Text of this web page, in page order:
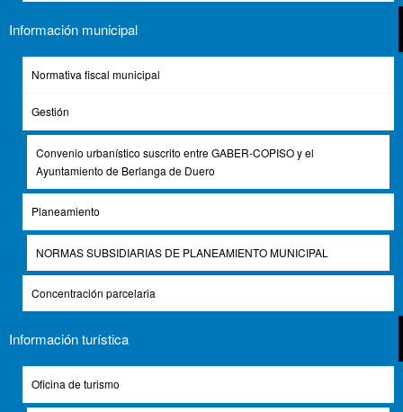
Información municipal
Normativa fiscal municipal
Gestión
Convenio urbanístico suscrito entre GABER-COPISO y el
Ayuntamiento de Berlanga de Duero
Planeamiento
NORMAS SUBSIDIARIAS DE PLANEAMIENTO MUNICIPAL
Concentración parcelaria
Información turística
Oficina de turismo
DE
CONJUNTO MONUMENTAL DEL CASTILLO
DE